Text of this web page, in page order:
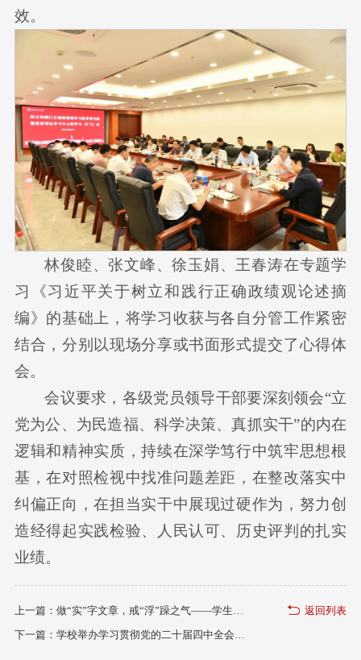
效。
林俊睦、张文峰、徐玉娟、王春涛在专题学
习《习近平关于树立和践行正确政绩观论述摘
编》的基础上，将学习收获与各自分管工作紧密
结合，分别以现场分享或书面形式提交了心得体
会。
会议要求，各级党员领导干部要深刻领会“立
党为公、为民造福、科学决策、真抓实干”的内在
逻辑和精神实质，持续在深学笃行中筑牢思想根
基，在对照检视中找准问题差距，在整改落实中
纠偏正向，在担当实干中展现过硬作为，努力创
造经得起实践检验、人民认可、历史评判的扎实
业绩。
上一篇： 做“实”字文章，戒“浮”躁之气——学生工作党委讲授树立和践行正确政绩观专题党课
下一篇： 学校举办学习贯彻党的二十届四中全会精神专题辅导报告会
返回列表